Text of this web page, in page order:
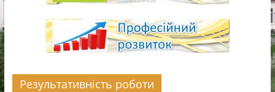
Результативність роботи